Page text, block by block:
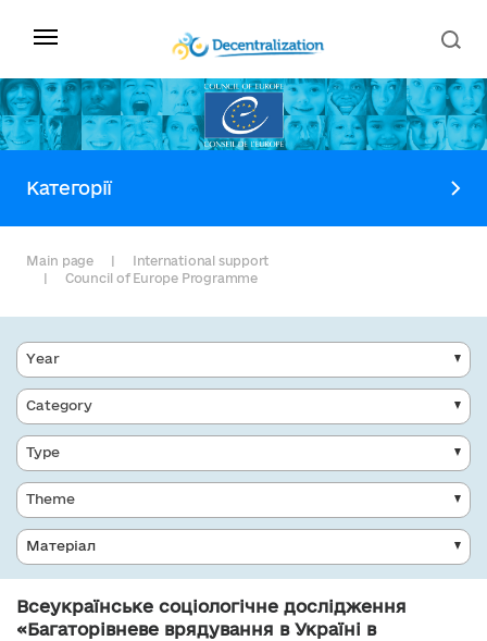
Категорії
Main page
International support
Council of Europe Programme
Year
Category
Type
Theme
Матеріал
Всеукраїнське соціологічне дослідження
«Багаторівневе врядування в Україні в